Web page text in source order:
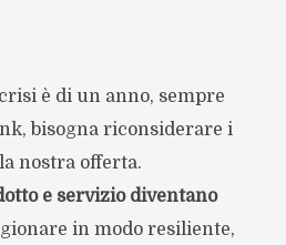
è di un anno, sempre
bisogna riconsiderare i
nostra offerta.
e servizio diventano
in modo resiliente,